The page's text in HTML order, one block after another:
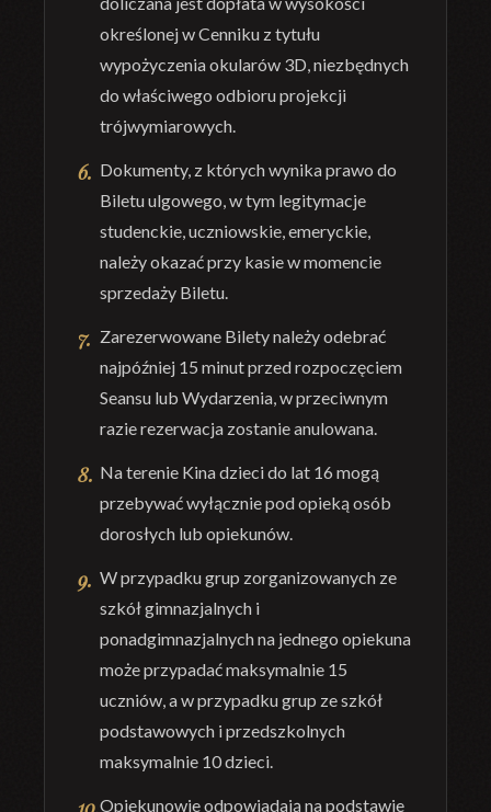
określonej w Cenniku z tytułu
wypożyczenia okularów 3D, niezbędnych
do właściwego odbioru projekcji
trójwymiarowych.
Dokumenty, z których wynika prawo do
Biletu ulgowego, w tym legitymacje
studenckie, uczniowskie, emeryckie,
należy okazać przy kasie w momencie
sprzedaży Biletu.
Zarezerwowane Bilety należy odebrać
najpóźniej 15 minut przed rozpoczęciem
Seansu lub Wydarzenia, w przeciwnym
razie rezerwacja zostanie anulowana.
Na terenie Kina dzieci do lat 16 mogą
przebywać wyłącznie pod opieką osób
dorosłych lub opiekunów.
W przypadku grup zorganizowanych ze
szkół gimnazjalnych i
ponadgimnazjalnych na jednego opiekuna
może przypadać maksymalnie 15
uczniów, a w przypadku grup ze szkół
podstawowych i przedszkolnych
maksymalnie 10 dzieci.
Opiekunowie odpowiadają na podstawie